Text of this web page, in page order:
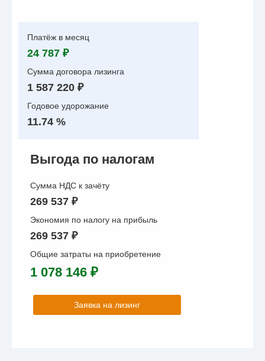
Платёж в месяц
24 787 ₽
Сумма договора лизинга
1 587 220 ₽
Годовое удорожание
11.74 %
Выгода по налогам
Сумма НДС к зачёту
269 537 ₽
Экономия по налогу на прибыль
269 537 ₽
Общие затраты на приобретение
1 078 146 ₽
Заявка на лизинг